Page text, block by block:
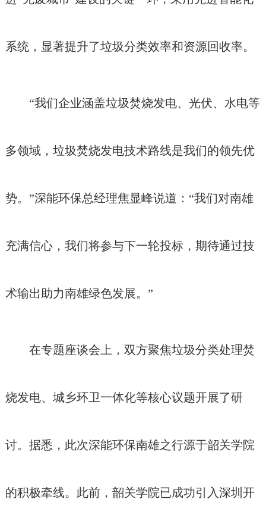
系统，显著提升了垃圾分类效率和资源回收率。
“我们企业涵盖垃圾焚烧发电、光伏、水电等
多领域，垃圾焚烧发电技术路线是我们的领先优
势。”深能环保总经理焦显峰说道：“我们对南雄
充满信心，我们将参与下一轮投标，期待通过技
术输出助力南雄绿色发展。”
在专题座谈会上，双方聚焦垃圾分类处理焚
烧发电、城乡环卫一体化等核心议题开展了研
讨。据悉，此次深能环保南雄之行源于韶关学院
的积极牵线。此前，韶关学院已成功引入深圳开